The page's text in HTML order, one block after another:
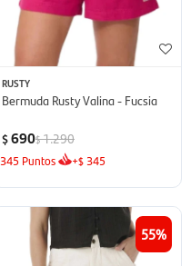
RUSTY
Bermuda Rusty Valina - Fucsia
$690$1.290
345 Puntos +$ 345
55